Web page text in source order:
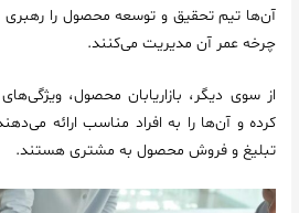
آن‌ها تیم تحقیق و توسعه محصول را
چرخه عمر آن مدیریت می‌کنند.
از سوی دیگر، بازاریابان محصول،
کرده و آن‌ها را به افراد مناسب ارائه
تبلیغ و فروش محصول به مشتری هستند.